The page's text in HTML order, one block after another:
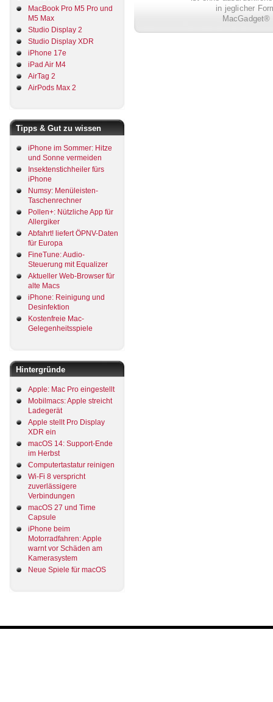
MacBook Pro M5 Pro und
M5 Max
Studio Display 2
Studio Display XDR
iPhone 17e
iPad Air M4
AirTag 2
AirPods Max 2
Tipps & Gut zu wissen
iPhone im Sommer: Hitze
und Sonne vermeiden
Insektenstichheiler fürs
iPhone
Numsy: Menüleisten-
Taschenrechner
Pollen+: Nützliche App für
Allergiker
Abfahrt! liefert ÖPNV-Daten
für Europa
FineTune: Audio-
Steuerung mit Equalizer
Aktueller Web-Browser für
alte Macs
iPhone: Reinigung und
Desinfektion
Kostenfreie Mac-
Gelegenheitsspiele
Hintergründe
Apple: Mac Pro eingestellt
Mobilmacs: Apple streicht
Ladegerät
Apple stellt Pro Display
XDR ein
macOS 14: Support-Ende
im Herbst
Computertastatur reinigen
Wi-Fi 8 verspricht
zuverlässigere
Verbindungen
macOS 27 und Time
Capsule
iPhone beim
Motorradfahren: Apple
warnt vor Schäden am
Kamerasystem
Neue Spiele für macOS
in jeglicher
MacGadget®